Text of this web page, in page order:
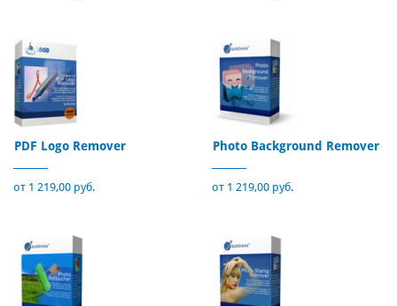
PDF Logo Remover
от 1 219,00 руб.
Photo Background Remover
от 1 219,00 руб.